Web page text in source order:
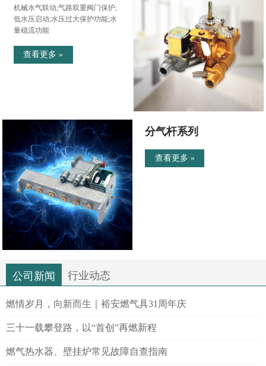
机械水气联动;气路双重阀门保护;
低水压启动;水压过大保护功能;水
量稳流功能
查看更多 »
分气杆系列
查看更多 »
公司新闻 行业动态
燃情岁月，向新而生｜裕安燃气具31周年庆
三十一载攀登路，以“首创”再燃新程
燃气热水器、壁挂炉常见故障自查指南